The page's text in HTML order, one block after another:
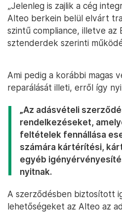
„Jelenleg is zajlik a cég
Alteo berkein belül elvárt
szintű compliance, illetve az
sztenderdek szerinti
Ami pedig a korábbi magas
reparálását illeti, erről így
„Az adásvételi
rendelkezéseket,
feltételek fennállása
számára kártérítési,
egyéb
nyitnak.
A szerződésben biztosított
lehetőségeket az Alteo az